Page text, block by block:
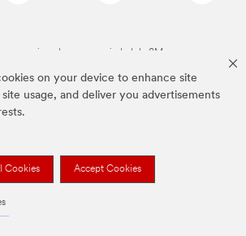
on your device to enhance site
usage, and deliver you advertisements
Cookies Accept Cookies
mencionadas son propiedad de 3M